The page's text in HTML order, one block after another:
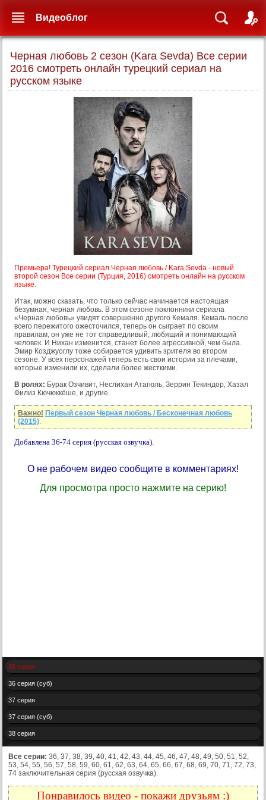
Черная любовь 2 сезон (Kara Sevda) Все серии
2016 смотреть онлайн турецкий сериал на
русском языке
Премьера! Турецкий сериал Черная любовь / Kara Sevda - новый
второй сезон Все серии (Турция, 2016) смотреть онлайн на русском
языке.
Итак, можно сказать, что только сейчас начинается настоящая
безумная, черная любовь. В этом сезоне поклонники сериала
«Черная любовь» увидят совершенно другого Кемаля. Кемаль после
всего пережитого ожесточился, теперь он сыграет по своим
правилам, он уже не тот справедливый, любящий и понимающий
человек. И Нихан изменится, станет более агрессивной, чем была.
Эмир Козджуоглу тоже собирается удивить зрителя во втором
сезоне. У всех персонажей теперь есть свои истории за плечами,
которые изменили их, сделали более жесткими.
В ролях: Бурак Озчивит, Неслихан Атагюль, Зеррин Текиндор, Хазал
Филиз Кючюккёше, и другие.
Важно! Первый сезон Черная любовь / Бесконечная любовь
(2015)
Добавлена 36-74 серия (русская озвучка).
О не рабочем видео сообщите в комментариях!
Для просмотра просто нажмите на серию!
36 серия
36 серия (суб)
37 серия
37 серия (суб)
38 серия
39 серия
Все серии: 36, 37, 38, 39, 40, 41, 42, 43, 44, 45, 46, 47, 48, 49, 50, 51, 52,
53, 54, 55, 56, 57, 58, 59, 60, 61, 62, 63, 64, 65, 66, 67, 68, 69, 70, 71, 72, 73,
74 заключительная серия (русская озвучка).
Понравилось видео - покажи друзьям :)
Видеоблог